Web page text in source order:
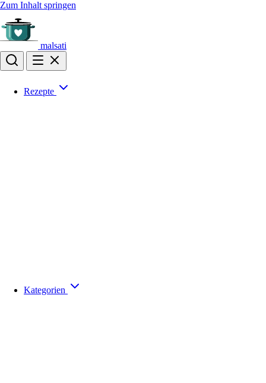
Zum Inhalt springen
malsati
Rezepte
Kategorien